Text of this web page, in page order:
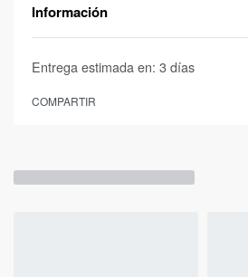
Información
Entrega estimada en: 3 días
COMPARTIR